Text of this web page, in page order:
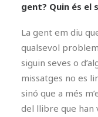
gent? Quin és el
La gent em diu
qualsevol
siguin seves o
missatges no es
sinó que a més
del llibre que han